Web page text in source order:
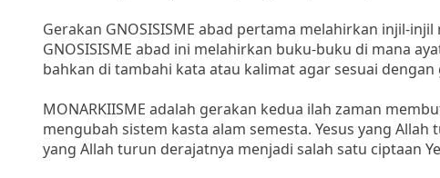
Gerakan GNOSISISME abad pertama melahirkan injil-
GNOSISISME abad ini melahirkan buku-buku di mana
bahkan di tambahi kata atau kalimat agar sesuai
MONARKIISME adalah gerakan kedua ilah zaman
mengubah sistem kasta alam semesta. Yesus yang
yang Allah turun derajatnya menjadi salah satu ciptaan